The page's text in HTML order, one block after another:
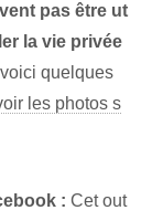
pas être ut
la vie privée
quelques
les photos s
: Cet out